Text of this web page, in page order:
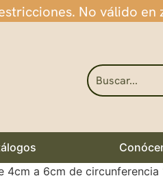
No válido en
a 6cm de circunferencia